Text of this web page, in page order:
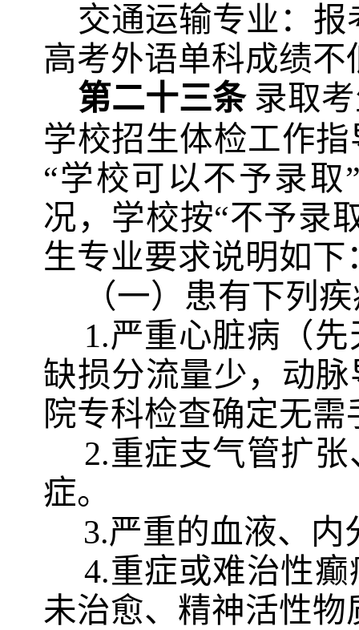
交通运输专业：
高考外语单科成绩不
第二十三条 录取
学校招生体检工作
“学校可以不予录取
况，学校按“不予录
生专业要求说明如下
（一）患有下列
1.严重心脏病（
缺损分流量少，动
院专科检查确定无
2.重症支气管扩张
症。
3.严重的血液、内
4.重症或难治性
未治愈、精神活性物